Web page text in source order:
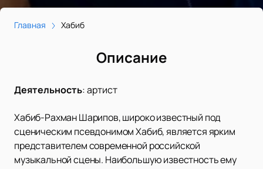
Главная Хабиб
Описание
Деятельность:артист
Хабиб-Рахман Шарипов, широко известный под
сценическим псевдонимом Хабиб, является ярким
представителем современной российской
музыкальной сцены. Наибольшую известность ему